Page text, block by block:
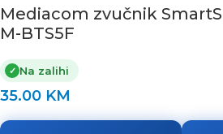
Mediacom zvučnik
M-BTS5F
✓ Na zalihi
35.00 KM